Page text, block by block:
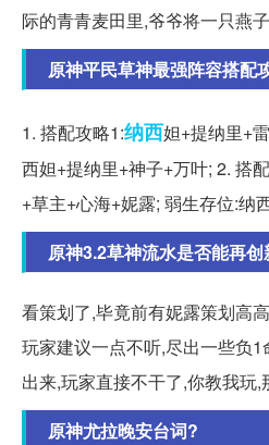
际的青青麦田里,爷爷将一只燕
原神平民草神最强阵容搭配
1. 搭配攻略1:纳西妲+提纳里+
西妲+提纳里+神子+万叶; 2. 搭
+草主+心海+妮露; 弱生存位:纳
原神3.2草神流水是否能再创
看策划了,毕竟前有妮露策划高
玩家建议一点不听,尽出一些负
出来,玩家直接不干了,你教我玩,
原神尤拉晚安台词?